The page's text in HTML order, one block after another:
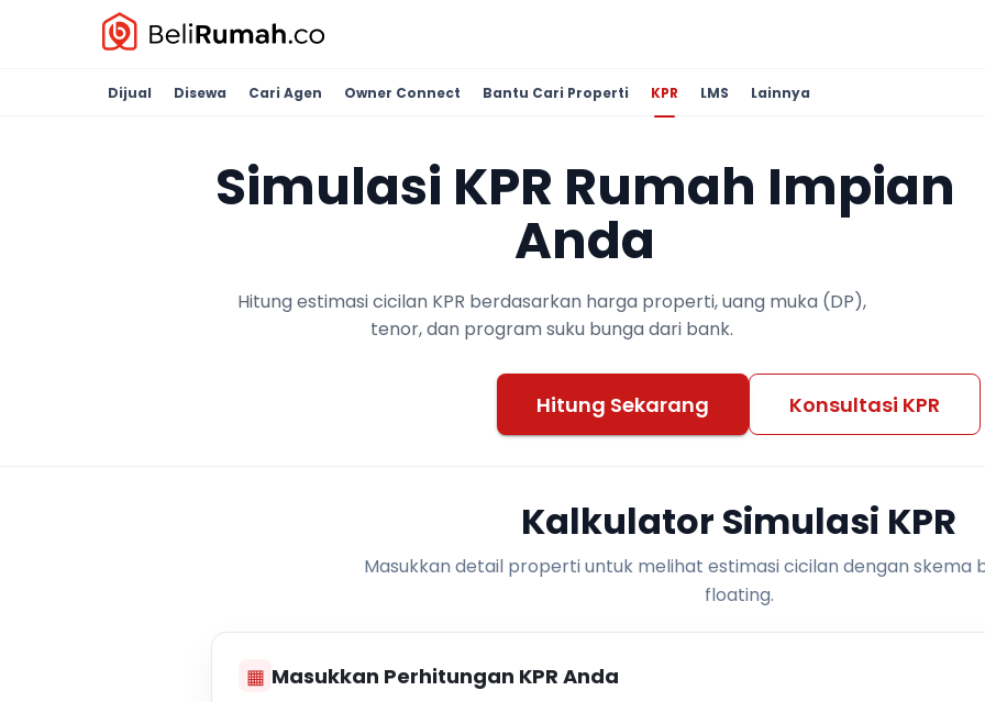
Dijual Disewa Cari Agen Owner Connect Bantu Cari Properti KPR LMS Lainnya
Simulasi KPR Rumah Impian
Anda
Hitung estimasi cicilan KPR berdasarkan harga properti, uang muka (DP),
tenor, dan program suku bunga dari bank.
Hitung Sekarang Konsultasi KPR
Kalkulator Simulasi KPR
Masukkan detail properti untuk melihat estimasi cicilan dengan skema
floating.
▦ Masukkan Perhitungan KPR Anda